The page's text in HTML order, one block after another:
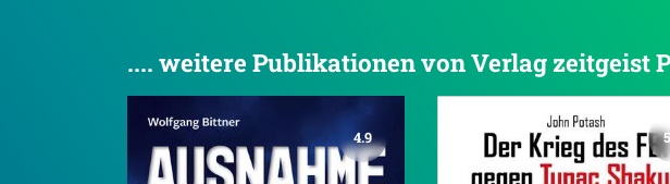
.... weitere Publikationen von Verlag zeitgeist
4.9